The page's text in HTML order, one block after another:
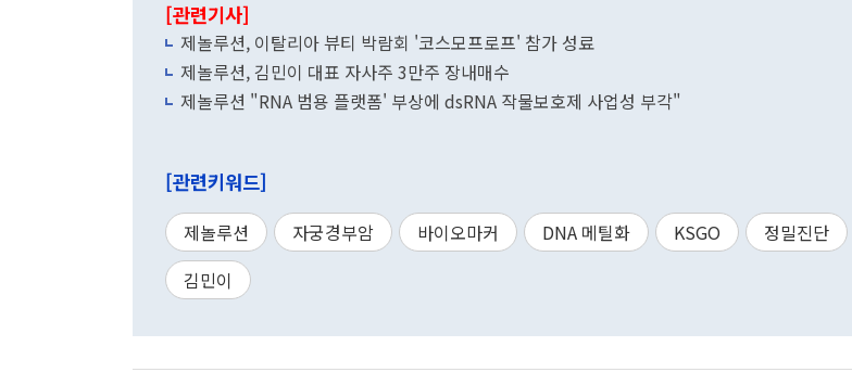
[관련기사]
제놀루션, 이탈리아 뷰티 박람회 '코스모프로프' 참가 성료
제놀루션, 김민이 대표 자사주 3만주 장내매수
제놀루션 "RNA 범용 플랫폼' 부상에 dsRNA 작물보호제 사업성 부각"
[관련키워드]
제놀루션 자궁경부암 바이오마커 DNA 메틸화 KSGO
정밀진단
김민이